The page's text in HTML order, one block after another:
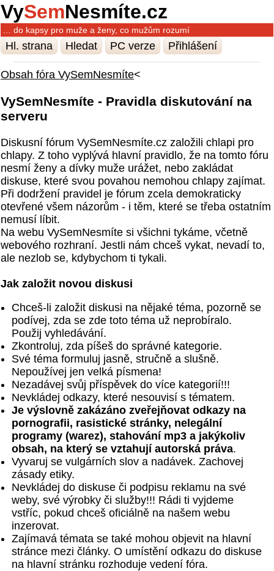
VySemNesmíte.cz
… do kapsy pro muže a ženy, co mužům rozumí
Hl. strana Hledat PC verze Přihlášení
Obsah fóra VySemNesmíte<
VySemNesmíte - Pravidla diskutování na
serveru
Diskusní fórum VySemNesmíte.cz založili chlapi pro
chlapy. Z toho vyplývá hlavní pravidlo, že na tomto fóru
nesmí ženy a dívky muže urážet, nebo zakládat
diskuse, které svou povahou nemohou chlapy zajímat.
Při dodržení pravidel je fórum zcela demokraticky
otevřené všem názorům - i těm, které se třeba ostatním
nemusí líbit.
Na webu VySemNesmíte si všichni tykáme, včetně
webového rozhraní. Jestli nám chceš vykat, nevadí to,
ale nezlob se, kdybychom ti tykali.
Jak založit novou diskusi
Chceš-li založit diskusi na nějaké téma, pozorně se
podívej, zda se zde toto téma už neprobíralo.
Použij vyhledávání.
Zkontroluj, zda píšeš do správné kategorie.
Své téma formuluj jasně, stručně a slušně.
Nepoužívej jen velká písmena!
Nezadávej svůj příspěvek do více kategorií!!!
Nevkládej odkazy, které nesouvisí s tématem.
Je výslovně zakázáno zveřejňovat odkazy na
pornografii, rasistické stránky, nelegální
programy (warez), stahování mp3 a jakýkoliv
obsah, na který se vztahují autorská práva.
Vyvaruj se vulgárních slov a nadávek. Zachovej
zásady etiky.
Nevkládej do diskuse či podpisu reklamu na své
weby, své výrobky či služby!!! Rádi ti vyjdeme
vstříc, pokud chceš oficiálně na našem webu
inzerovat.
Zajímavá témata se také mohou objevit na hlavní
stránce mezi články. O umístění odkazu do diskuse
na hlavní stránku rozhoduje vedení fóra.